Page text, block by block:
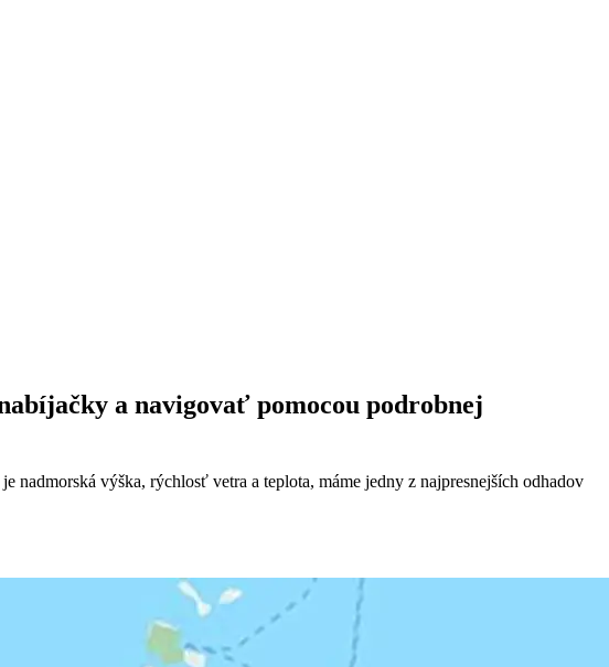
a navigovať pomocou podrobnej
výška, rýchlosť vetra a teplota, máme jedny z najpresnejších odhadov